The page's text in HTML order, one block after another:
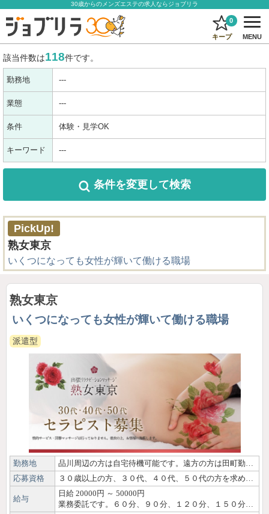
30歳からのメンズエステの求人ならジョブリラ
キープ
0
MENU
該当件数は118件です。
勤務地 ---
業態 ---
条件 体験・見学OK
キーワード ---
条件を変更して検索
PickUp!
熟女東京
いくつになっても女性が輝いて働ける職場
熟女東京
いくつになっても女性が輝いて働ける職場
派遣型
勤務地
品川周辺の方は自宅待機可能です。遠方の方は田町勤務になります
応募資格
３０歳以上の方、３０代、４０代、５０代の方を求めています。マッサージ経験がある方を希望しています。
給与
日給 20000円 ～ 50000円
業務委託です。６０分、９０分、１２０分、１５０分、１８０分またはそれ以上のコースがあります。時間により支給額が変わります １回の仕事につき、施術代の５０パーセントバックと交通費２０００円と指名料１０００円が加算されます。お給料は人により施術した人数にもより変わります